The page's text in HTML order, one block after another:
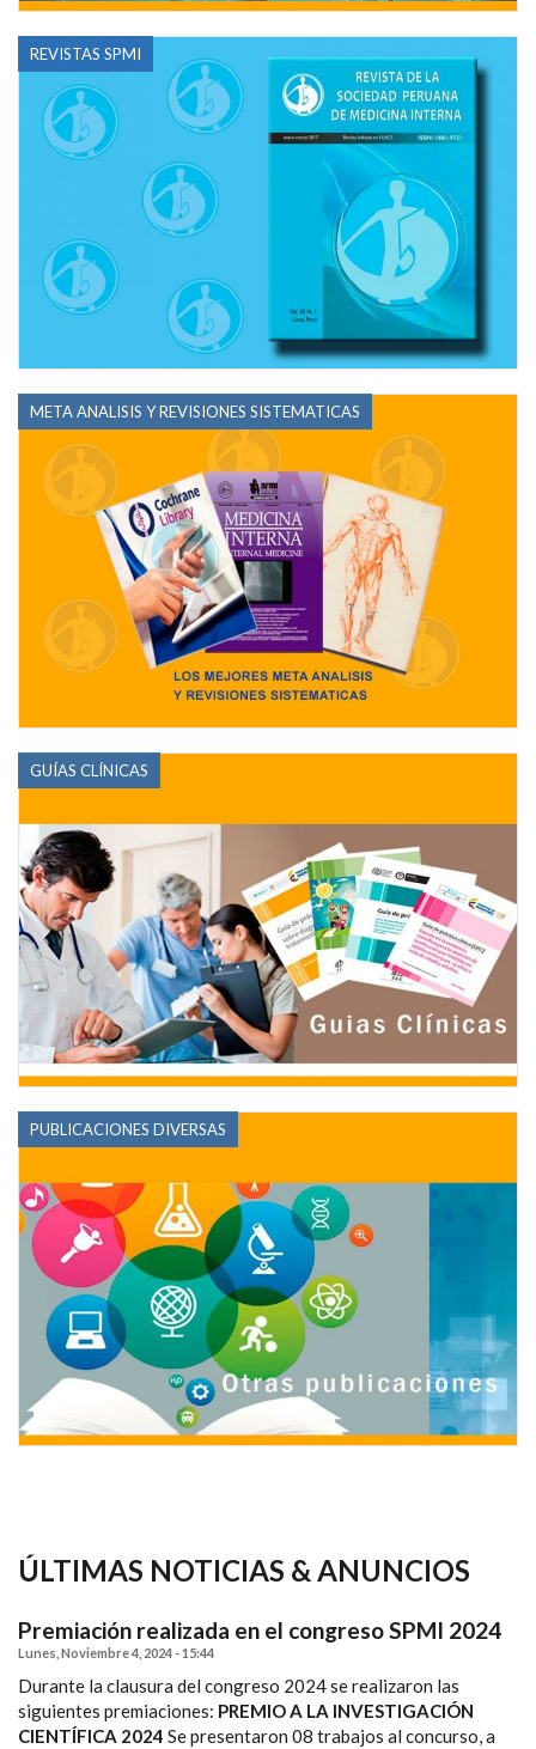
REVISTAS SPMI
META ANALISIS Y REVISIONES SISTEMATICAS
GUÍAS CLÍNICAS
PUBLICACIONES DIVERSAS
ÚLTIMAS NOTICIAS & ANUNCIOS
Premiación realizada en el congreso SPMI 2024
Lunes, Noviembre 4, 2024 - 15:44
Durante la clausura del congreso 2024 se realizaron las
siguientes premiaciones: PREMIO A LA INVESTIGACIÓN
CIENTÍFICA 2024 Se presentaron 08 trabajos al concurso, a